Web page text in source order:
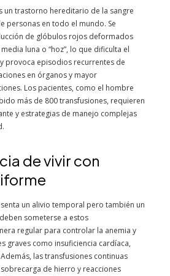
un trastorno hereditario de la sangre
personas en todo el mundo. Se
de glóbulos rojos deformados
luna o “hoz”, lo que dificulta el
provoca episodios recurrentes de
en órganos y mayor
Los pacientes, como el hombre
más de 800 transfusiones, requieren
y estrategias de manejo complejas
de vivir con
un alivio temporal pero también un
someterse a estos
regular para controlar la anemia y
graves como insuficiencia cardíaca,
las transfusiones continuas
de hierro y reacciones